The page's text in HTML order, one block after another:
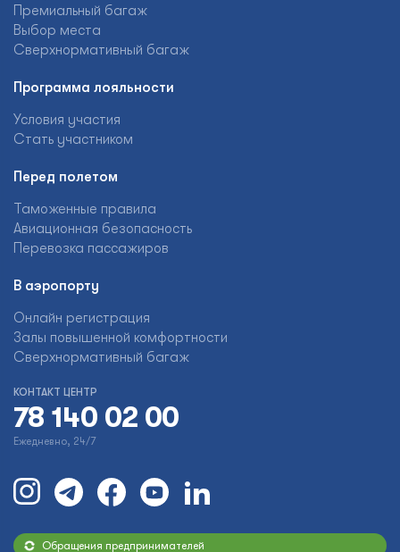
Премиальный багаж
Выбор места
Сверхнормативный багаж
Программа лояльности
Условия участия
Стать участником
Перед полетом
Таможенные правила
Авиационная безопасность
Перевозка пассажиров
В аэропорту
Онлайн регистрация
Залы повышенной комфортности
Сверхнормативный багаж
КОНТАКТ ЦЕНТР
78 140 02 00
Ежедневно, 24/7
Обращения предпринимателей